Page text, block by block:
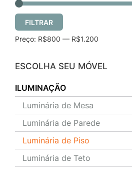
FILTRAR
Preço: R$800 — R$1.200
ESCOLHA SEU MÓVEL
ILUMINAÇÃO
Luminária de Mesa
Luminária de Parede
Luminária de Piso
Luminária de Teto